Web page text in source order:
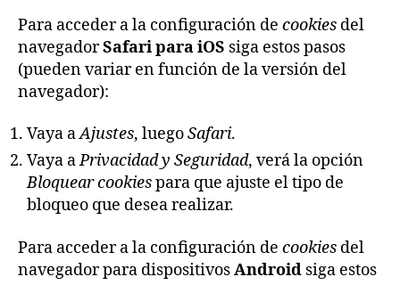
Para acceder a la configuración de cookies del
navegadorSafari para iOS siga estos pasos
(pueden variar en función de la versión del
navegador):
Vaya aAjustes, luegoSafari.
Vaya aPrivacidad y Seguridad, verá la opción
Bloquear cookiespara que ajuste el tipo de
bloqueo que desea realizar.
Para acceder a la configuración de cookies del
navegador para dispositivosAndroid siga estos